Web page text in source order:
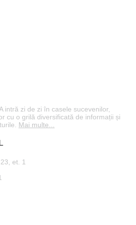
intră zi de zi în casele sucevenilor,
cu o grilă diversificată de informații și
Mai multe...
et. 1